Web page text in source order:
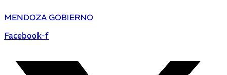
MENDOZA GOBIERNO
Facebook-f